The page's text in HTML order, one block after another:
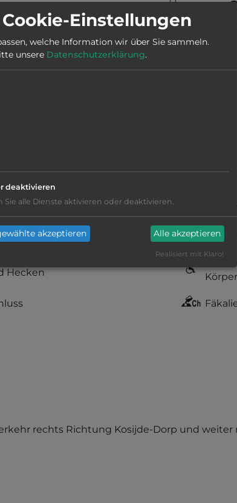
www.blekkerdal.be
einige
fehlen
Wiese
Hecken
rechts Richtung Kosijde-Dorp und
Einstellungen
welche Information wir über Sie sammeln.
unsere Datenschutzerklärung.
deaktivieren
alle Dienste aktivieren oder deaktivieren.
akzeptieren Alle akzeptieren
Realisiert mit Klaro!